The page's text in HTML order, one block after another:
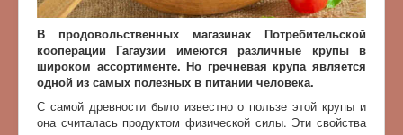
В продовольственных магазинах Потребительской
кооперации Гагаузии имеются различные крупы в
широком ассортименте. Но гречневая крупа является
одной из самых полезных в питании человека.
С самой древности было известно о пользе этой крупы и
она считалась продуктом физической силы. Эти свойства